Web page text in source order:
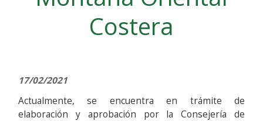
Costera
17/02/2021
Actualmente, se encuentra en trámite de
elaboración y aprobación por la Consejería de